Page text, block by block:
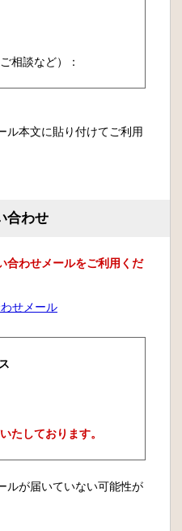
相談など）：
ル本文に貼り付けてご利用
合わせ
合わせメールをご利用くだ
たしております。
ルが届いていない可能性が